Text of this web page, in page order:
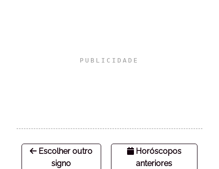
Escolher outro
signo
Horóscopos
anteriores